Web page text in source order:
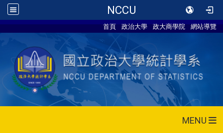
NCCU
首頁 政治大學 政大商學院 網站導覽
MENU